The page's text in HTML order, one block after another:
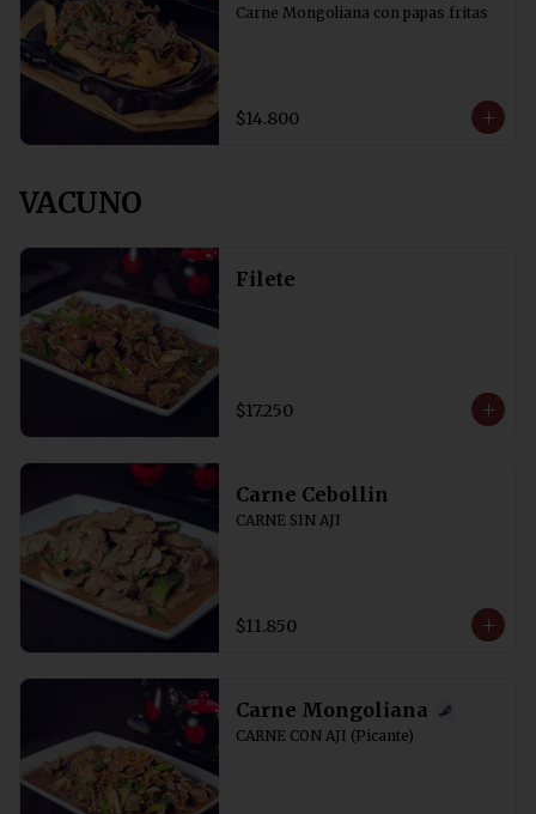
Carne Mongoliana con papas fritas
$14.800
VACUNO
Filete
$17.250
Carne Cebollin
CARNE SIN AJI
$11.850
Carne Mongoliana
CARNE CON AJI (Picante)